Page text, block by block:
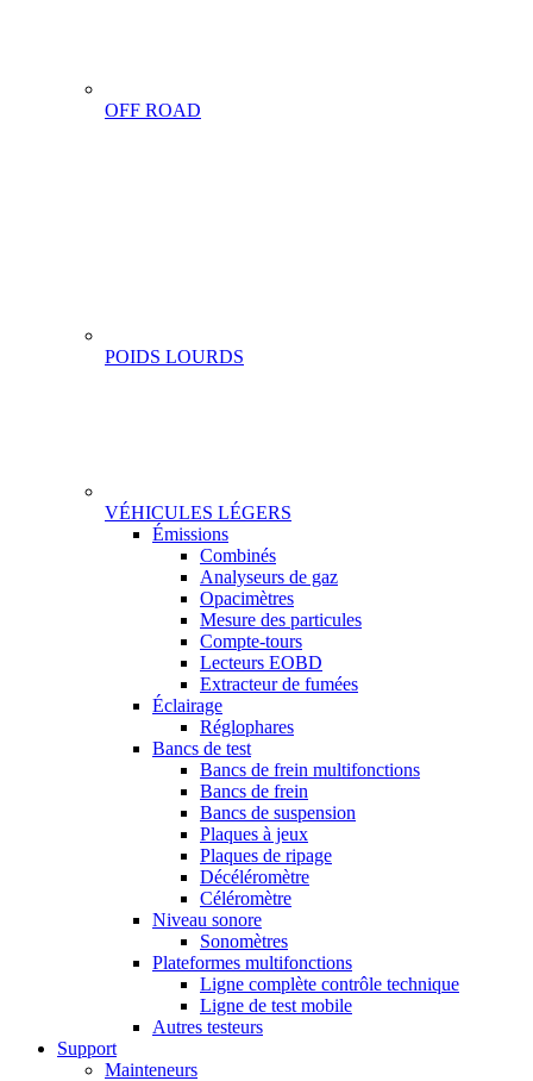
OFF ROAD
POIDS LOURDS
VÉHICULES LÉGERS
GammeÉmissions
Combinés
Analyseurs de gaz
Opacimètres
Mesure des particules
Compte-tours
Lecteurs EOBD
Extracteur de fumées
Éclairage
Réglophares
Bancs de test
Bancs de frein multifonctions
Bancs de frein
Bancs de suspension
Plaques à jeux
Plaques de ripage
Décéléromètre
Céléromètre
Niveau sonore
Sonomètres
Plateformes multifonctions
Ligne complète contrôle technique
Ligne de test mobile
Autres testeurs
Support
Mainteneurs